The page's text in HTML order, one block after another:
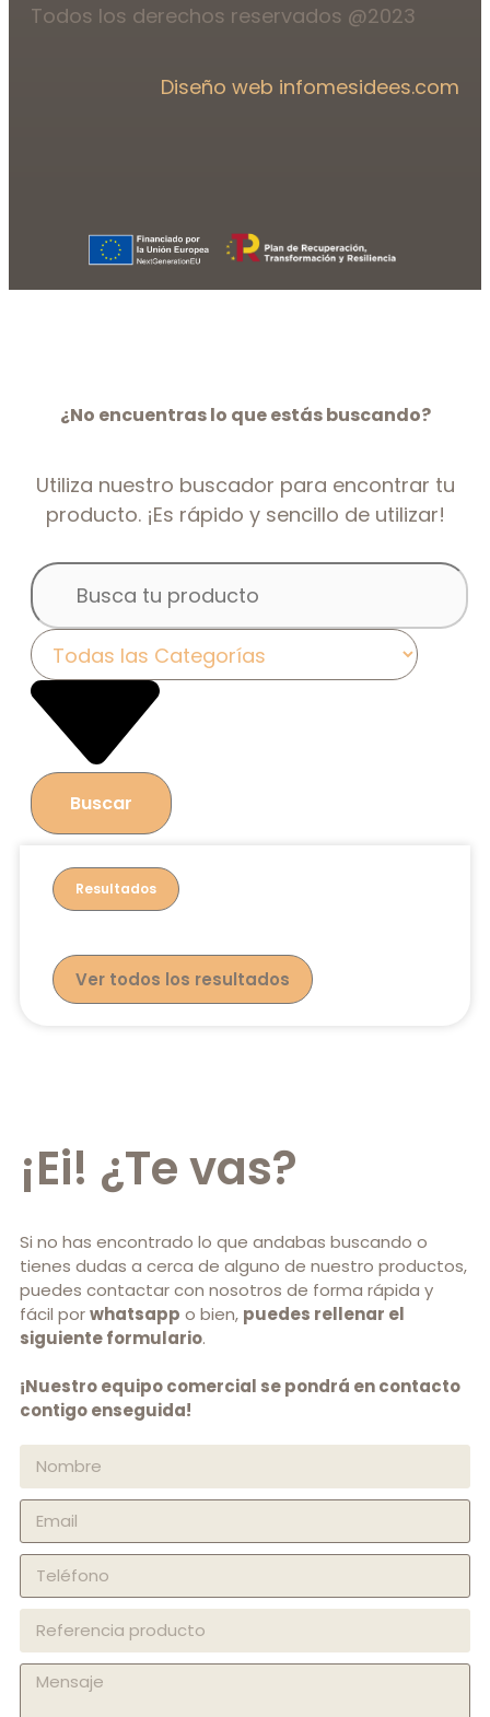
Todos los derechos reservados @2023
Diseño web infomesidees.com
¿No encuentras lo que estás buscando?
Utiliza nuestro buscador para encontrar tu
producto. ¡Es rápido y sencillo de utilizar!
Buscar
Resultados
Ver todos los resultados
¡Ei! ¿Te vas?
Si no has encontrado lo que andabas buscando o
tienes dudas a cerca de alguno de nuestro productos,
puedes contactar con nosotros de forma rápida y
fácil porwhatsapp o bien, puedes rellenar el
siguiente formulario.
¡Nuestro equipo comercial se pondrá en contacto
contigo enseguida!